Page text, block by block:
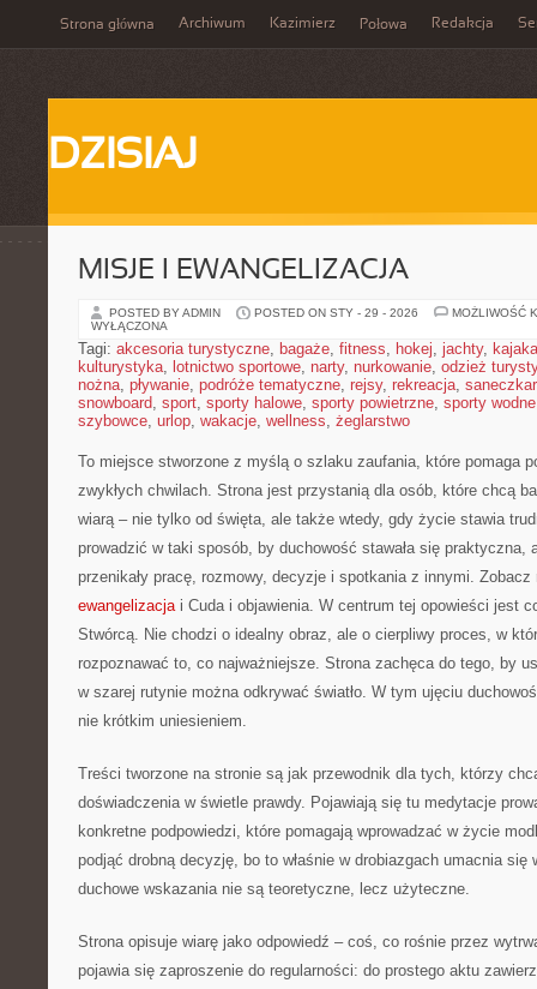
Strona główna Archiwum Kazimierz Połowa Redakcja
DZISIAJ
MISJE I EWANGELIZACJA
POSTED BY ADMIN POSTED ON STY - 29 - 2026
MOŻLIWOŚĆ
WYŁĄCZONA
Tagi: akcesoria turystyczne, bagaże, fitness, hokej, jachty,
kulturystyka, lotnictwo sportowe, narty, nurkowanie, odzież
nożna, pływanie, podróże tematyczne, rejsy, rekreacja,
snowboard, sport, sporty halowe, sporty powietrzne, sporty wodne
szybowce, urlop, wakacje, wellness, żeglarstwo
To miejsce stworzone z myślą o szlaku zaufania, które pomaga
zwykłych chwilach. Strona jest przystanią dla osób, które chcą
wiarą – nie tylko od święta, ale także wtedy, gdy życie stawia
prowadzić w taki sposób, by duchowość stawała się praktyczna,
przenikały pracę, rozmowy, decyzje i spotkania z innymi.
ewangelizacjai Cuda i objawienia. W centrum tej opowieści jest
Stwórcą. Nie chodzi o idealny obraz, ale o cierpliwy proces, w
rozpoznawać to, co najważniejsze. Strona zachęca do tego, by
w szarej rutynie można odkrywać światło. W tym ujęciu
nie krótkim uniesieniem.
Treści tworzone na stronie są jak przewodnik dla tych, którzy
doświadczenia w świetle prawdy. Pojawiają się tu medytacje
konkretne podpowiedzi, które pomagają wprowadzać w życie
podjąć drobną decyzję, bo to właśnie w drobiazgach umacnia się
duchowe wskazania nie są teoretyczne, lecz użyteczne.
Strona opisuje wiarę jako odpowiedź – coś, co rośnie przez
pojawia się zaproszenie do regularności: do prostego aktu